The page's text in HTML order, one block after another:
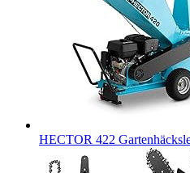
HECTOR 422